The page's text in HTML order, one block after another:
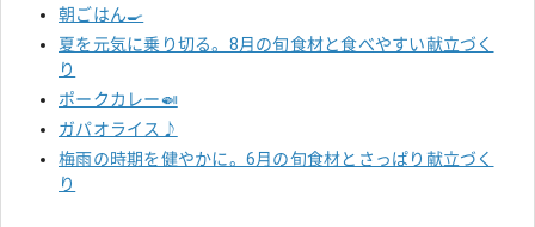
朝ごはん🍳
夏を元気に乗り切る。8月の旬食材と食べやすい献立づく
り
ポークカレー🍛
ガパオライス♪
梅雨の時期を健やかに。6月の旬食材とさっぱり献立づく
り